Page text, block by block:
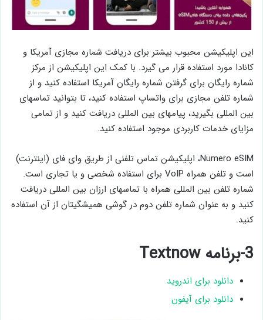
این اپلیکیشن محبوب بیشتر برای دریافت شماره مجازی آمریکا و
کانادا مورد استفاده قرار می گیرد. با کمک این اپلیکیشن از مرکز
شماره رایگان برای گرفتن شماره رایگان آمریکا استفاده کنید و از
شماره تلفن مجازی برای واتساپ استفاده کنید، تا بتوانید تماسهای
بین المللی بگیرید، پیامهای بین المللی دریافت کنید و از تمامی
مزایای خدمات کاربردی موجود استفاده کنید.
Numero eSIM، اپلیکیشن تماس تلفنی از طریق وای فای (اینترنت)
است و تلفن همراه VoIP برای استفاده شخصی و یا تجاری است.
شماره تلفن بین المللی همراه با تماسهای ارزان بین المللی دریافت
کنید و به عنوان شماره تلفن دوم در گوشی همیشگیتان از آن استفاده
کنید.
3-برنامه Textnow
دانلود برای اندروید
دانلود برای آیفون